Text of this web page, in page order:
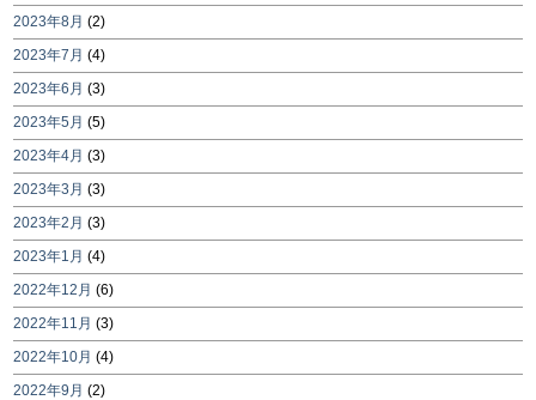
2023年8月 (2)
2023年7月 (4)
2023年6月 (3)
2023年5月 (5)
2023年4月 (3)
2023年3月 (3)
2023年2月 (3)
2023年1月 (4)
2022年12月 (6)
2022年11月 (3)
2022年10月 (4)
2022年9月 (2)